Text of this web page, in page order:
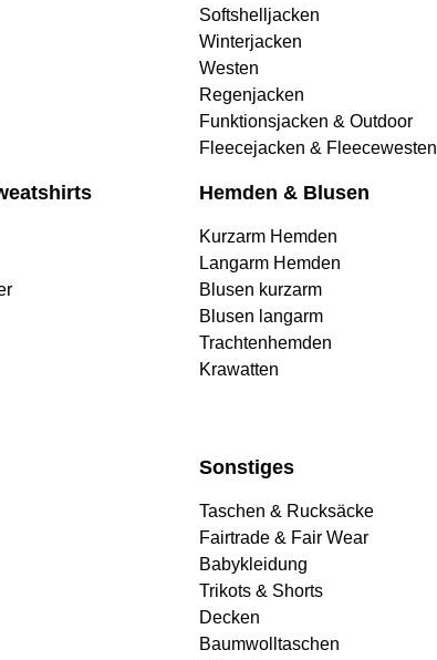
Softshelljacken
Winterjacken
Westen
Regenjacken
Funktionsjacken & Outdoor
Fleecejacken & Fleecewesten
Hemden & Blusen
Kurzarm Hemden
Langarm Hemden
Blusen kurzarm
Blusen langarm
Trachtenhemden
Krawatten
Sonstiges
Taschen & Rucksäcke
Fairtrade & Fair Wear
Babykleidung
Trikots & Shorts
Decken
Baumwolltaschen